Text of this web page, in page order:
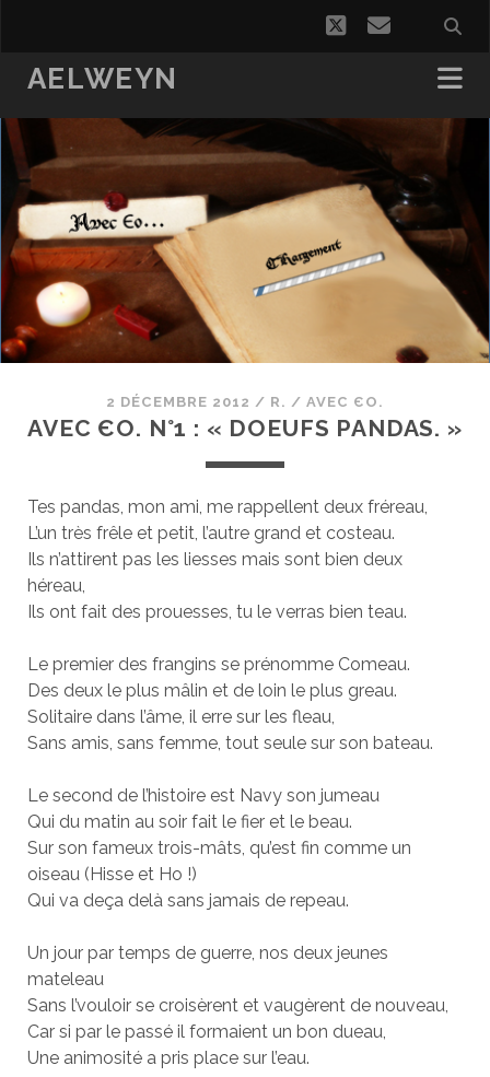
twitteremail
AELWEYN
2 DÉCEMBRE 2012 / R. /AVEC ЄO.
AVEC ЄO. N°1 : « DOEUFS PANDAS. »
Tes pandas, mon ami, me rappellent deux fréreau,
L’un très frêle et petit, l’autre grand et costeau.
Ils n’attirent pas les liesses mais sont bien deux
héreau,
Ils ont fait des prouesses, tu le verras bien teau.
Le premier des frangins se prénomme Comeau.
Des deux le plus mâlin et de loin le plus greau.
Solitaire dans l’âme, il erre sur les fleau,
Sans amis, sans femme, tout seule sur son bateau.
Le second de l’histoire est Navy son jumeau
Qui du matin au soir fait le fier et le beau.
Sur son fameux trois-mâts, qu’est fin comme un
oiseau (Hisse et Ho !)
Qui va deça delà sans jamais de repeau.
Un jour par temps de guerre, nos deux jeunes
mateleau
Sans l’vouloir se croisèrent et vaugèrent de nouveau,
Car si par le passé il formaient un bon dueau,
Une animosité a pris place sur l’eau.